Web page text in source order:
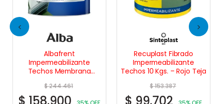
Albafrent
Impermeabilizante
Techos Membrana
$244.461
Recuplast Fibrado
Impermeabilizante
Techos 10 Kgs. – Rojo Teja
$153.387